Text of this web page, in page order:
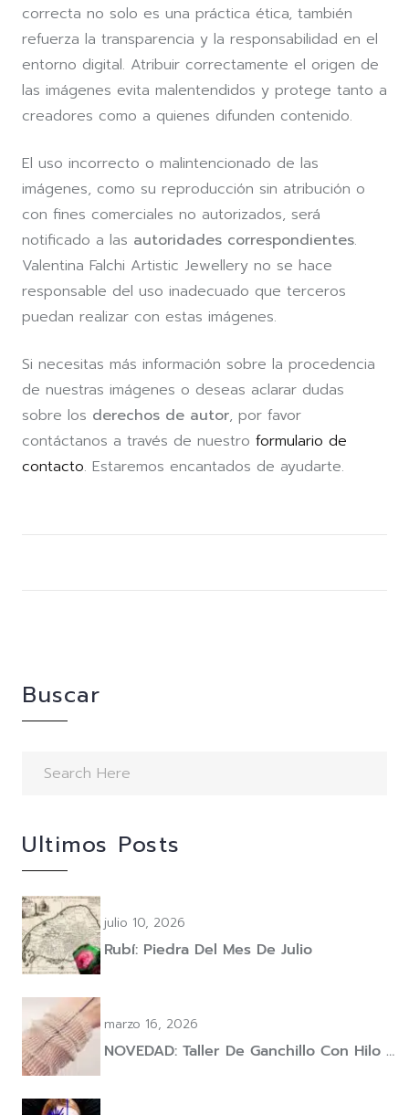
correcta no solo es una práctica ética, también
refuerza la transparencia y la responsabilidad en el
entorno digital. Atribuir correctamente el origen de
las imágenes evita malentendidos y protege tanto a
creadores como a quienes difunden contenido.
El uso incorrecto o malintencionado de las
imágenes, como su reproducción sin atribución o
con fines comerciales no autorizados, será
notificado a las autoridades correspondientes.
Valentina Falchi Artistic Jewellery no se hace
responsable del uso inadecuado que terceros
puedan realizar con estas imágenes.
Si necesitas más información sobre la procedencia
de nuestras imágenes o deseas aclarar dudas
sobre los derechos de autor, por favor
contáctanos a través de nuestro formulario de
contacto. Estaremos encantados de ayudarte.
Buscar
Ultimos Posts
julio 10, 2026
Rubí: Piedra Del Mes De Julio
marzo 16, 2026
NOVEDAD: Taller De Ganchillo Con Hilo …